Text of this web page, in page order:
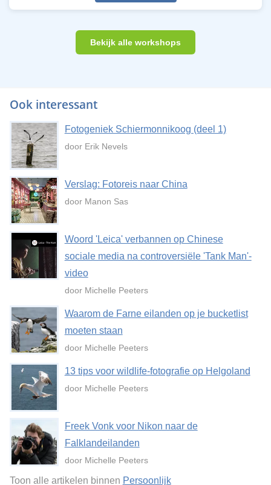
Bekijk alle workshops
Ook interessant
Fotogeniek Schiermonnikoog (deel 1)
door Erik Nevels
Verslag: Fotoreis naar China
door Manon Sas
Woord 'Leica' verbannen op Chinese
sociale media na controversiële 'Tank Man'-
video
door Michelle Peeters
Waarom de Farne eilanden op je bucketlist
moeten staan
door Michelle Peeters
13 tips voor wildlife-fotografie op Helgoland
door Michelle Peeters
Freek Vonk voor Nikon naar de
Falklandeilanden
door Michelle Peeters
Toon alle artikelen binnen Persoonlijk